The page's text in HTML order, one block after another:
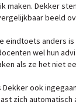
maken. Dekker
beeld
eindtoets anders
wel hun
als ze het niet
ook
zich automatisch